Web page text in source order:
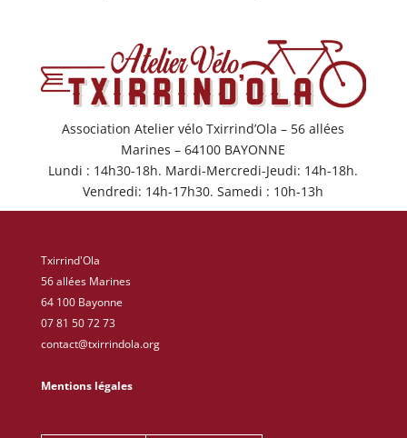
Association Atelier vélo Txirrind’Ola – 56 allées
Marines – 64100 BAYONNE
Lundi : 14h30-18h. Mardi-Mercredi-Jeudi: 14h-18h.
Vendredi: 14h-17h30. Samedi : 10h-13h
Txirrind'Ola
56 allées Marines
64 100 Bayonne
07 81 50 72 73
contact@txirrindola.org
Mentions légales